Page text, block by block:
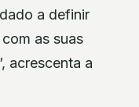
a definir
as suas
acrescenta a